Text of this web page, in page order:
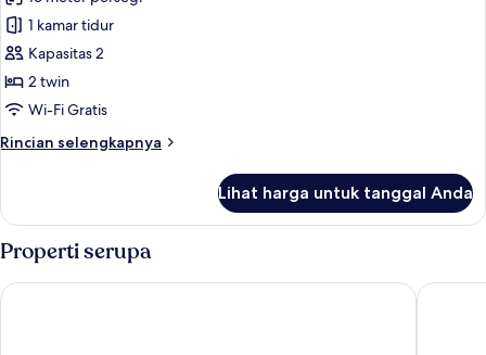
untuk
Kamar
Double
atau
Twin
Superior,
2
Tidur
Twin,
Bebas
Asap
1 kamar tidur
Kapasitas 2
2 twin
Wi-Fi Gratis
Rincian selengkapnya
Rincian
Kamar
Double
atau
Twin
Superior,
Lihat harga untuk tanggal Anda
Properti serupa
Benteng Hotel Mulia